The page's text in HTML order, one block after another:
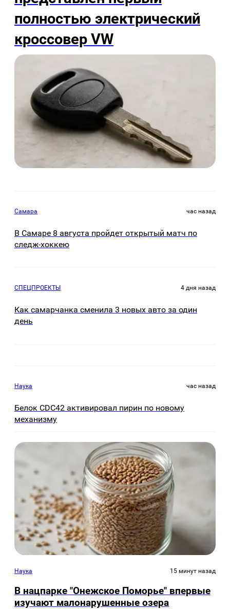
полностью электрический
кроссовер VW
Самара час назад
В Самаре 8 августа пройдет открытый матч по
следж-хоккею
СПЕЦПРОЕКТЫ 4 дня назад
Как самарчанка сменила 3 новых авто за один
день
Наука час назад
Белок CDC42 активировал пирин по новому
механизму
Наука 15 минут назад
В нацпарке "Онежское Поморье" впервые
изучают малонарушенные озера